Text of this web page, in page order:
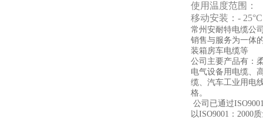
使用温度范围：
移动安装：-
常州安耐特电缆公
销售与服务为一体
装箱房车电缆等
公司主要产品有：
电气设备用电缆、
缆、汽车工业用电
格。
公司已通过
以ISO9001：2000